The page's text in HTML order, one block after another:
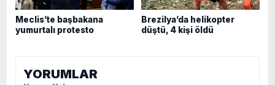
Meclis’te başbakana
yumurtalı protesto
Brezilya’da helikopter
düştü, 4 kişi öldü
YORUMLAR